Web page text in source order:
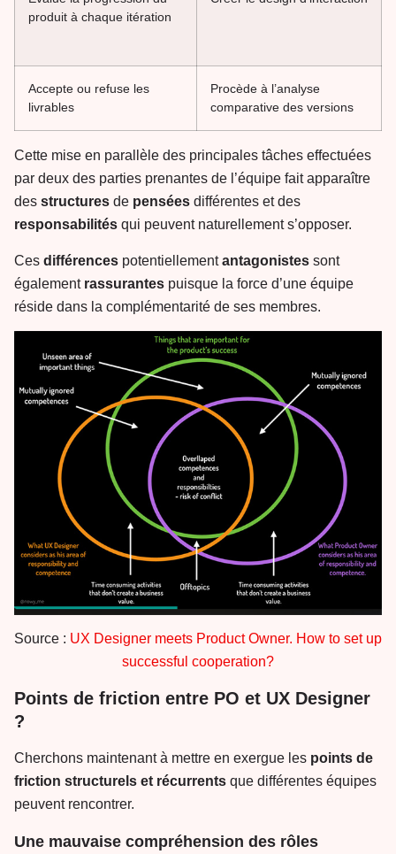
produit à chaque itération
Accepte ou refuse les
livrables
Procède à l’analyse
comparative des versions
Cette mise en parallèle des principales tâches effectuées
par deux des parties prenantes de l’équipe fait apparaître
des structures de pensées différentes et des
responsabilités qui peuvent naturellement s’opposer.
Ces différences potentiellementantagonistes sont
également rassurantes puisque la force d’une équipe
réside dans la complémentarité de ses membres.
Source : UX Designer meets Product Owner. How to set up
successful cooperation?
Points de friction entre PO et UX Designer
?
Cherchons maintenant à mettre en exergue les points de
friction structurels et récurrents que différentes équipes
peuvent rencontrer.
Une mauvaise compréhension des rôles